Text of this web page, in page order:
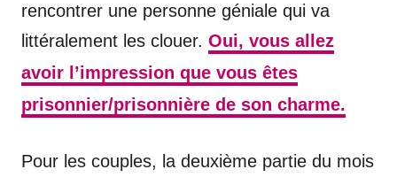
rencontrer une personne géniale qui va
littéralement les clouer. Oui, vous allez
avoir l’impression que vous êtes
prisonnier/prisonnière de son charme.
Pour les couples, la deuxième partie du mois